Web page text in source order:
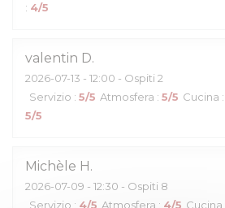
: 4/5
valentin D
2026-07-13 - 12:00 - Ospiti 2
Servizio : 5/5 Atmosfera : 5/5 Cucina :
5/5
Michèle H
2026-07-09 - 12:30 - Ospiti 8
Servizio : 4/5 Atmosfera : 4/5 Cucina